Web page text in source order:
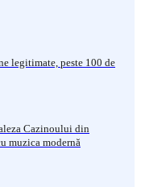
legitimate, peste 100 de
Cazinoului din
muzica modernă